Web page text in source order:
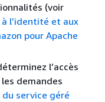
(voir
l’identité et aux
pour Apache
l’accès
demandes
service géré